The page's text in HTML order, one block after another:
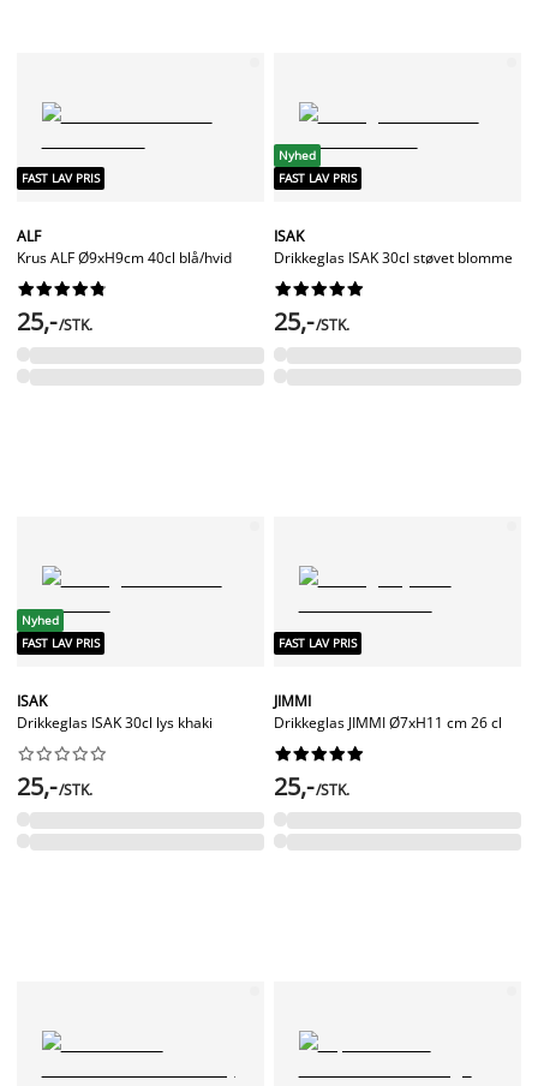
FAST LAV PRIS
ALF
Krus ALF Ø9xH9cm 40cl blå/hvid






25,-/STK.
Nyhed
FAST LAV PRIS
ISAK
Drikkeglas ISAK 30cl støvet blomme






25,-/STK.
Nyhed
FAST LAV PRIS
ISAK
Drikkeglas ISAK 30cl lys khaki






25,-/STK.
FAST LAV PRIS
JIMMI
Drikkeglas JIMMI Ø7xH11 cm 26 cl






25,-/STK.